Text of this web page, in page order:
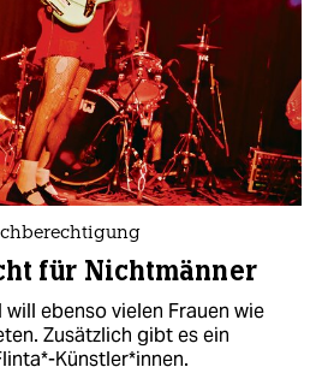
für Nichtmänner
ebenso vielen Frauen wie
Zusätzlich gibt es ein
Künstler*innen.